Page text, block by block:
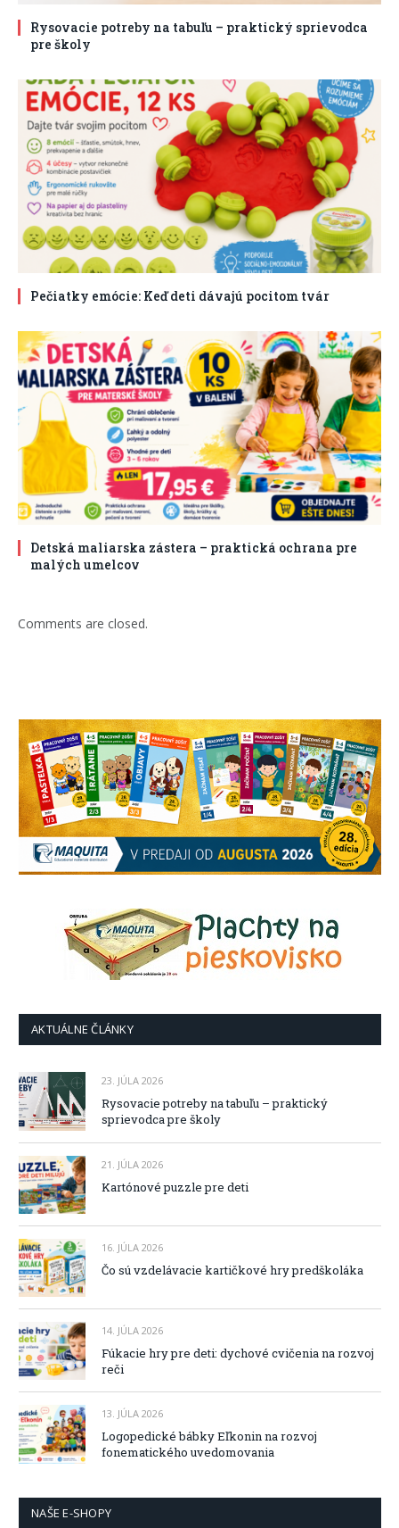
Rysovacie potreby na tabuľu – praktický sprievodca
pre školy
Pečiatky emócie: Keď deti dávajú pocitom tvár
Detská maliarska zástera – praktická ochrana pre
malých umelcov
Comments are closed.
AKTUÁLNE ČLÁNKY
23. JÚLA 2026
Rysovacie potreby na tabuľu – praktický
sprievodca pre školy
21. JÚLA 2026
Kartónové puzzle pre deti
16. JÚLA 2026
Čo sú vzdelávacie kartičkové hry predškoláka
14. JÚLA 2026
Fúkacie hry pre deti: dychové cvičenia na rozvoj
reči
13. JÚLA 2026
Logopedické bábky Eľkonin na rozvoj
fonematického uvedomovania
NAŠE E-SHOPY